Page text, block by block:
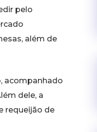
pelo
além de
acompanhado
dele, a
requeijão de